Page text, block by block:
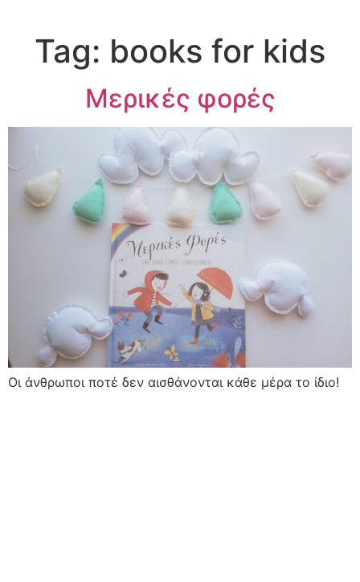
Tag: books for kids
Μερικές φορές
Οι άνθρωποι ποτέ δεν αισθάνονται κάθε μέρα το ίδιο!